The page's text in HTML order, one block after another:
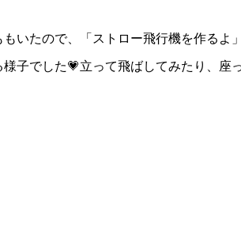
いたので、「ストロー飛行機を作るよ
子でした💗立って飛ばしてみたり、座